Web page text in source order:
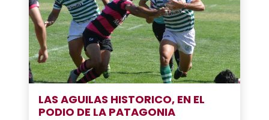
LAS AGUILAS HISTORICO, EN EL
PODIO DE LA PATAGONIA